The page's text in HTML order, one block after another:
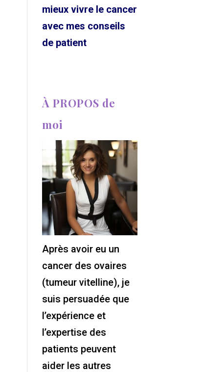
mieux vivre le cancer
avec mes conseils
de patient
À PROPOS de
moi
Après avoir eu un
cancer des ovaires
(tumeur vitelline), je
suis persuadée que
l’expérience et
l’expertise des
patients peuvent
aider les autres